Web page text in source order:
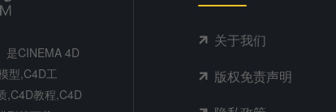
是CINEMA 4D
型,C4D工
,C4D教程,C4D
关于我们
版权免责声明